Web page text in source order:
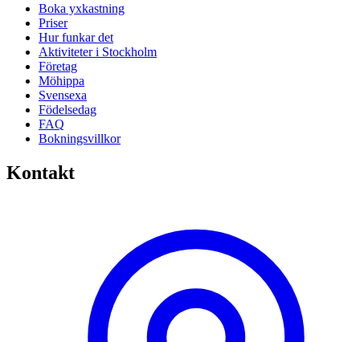
Boka yxkastning
Priser
Hur funkar det
Aktiviteter i Stockholm
Företag
Möhippa
Svensexa
Födelsedag
FAQ
Bokningsvillkor
Kontakt